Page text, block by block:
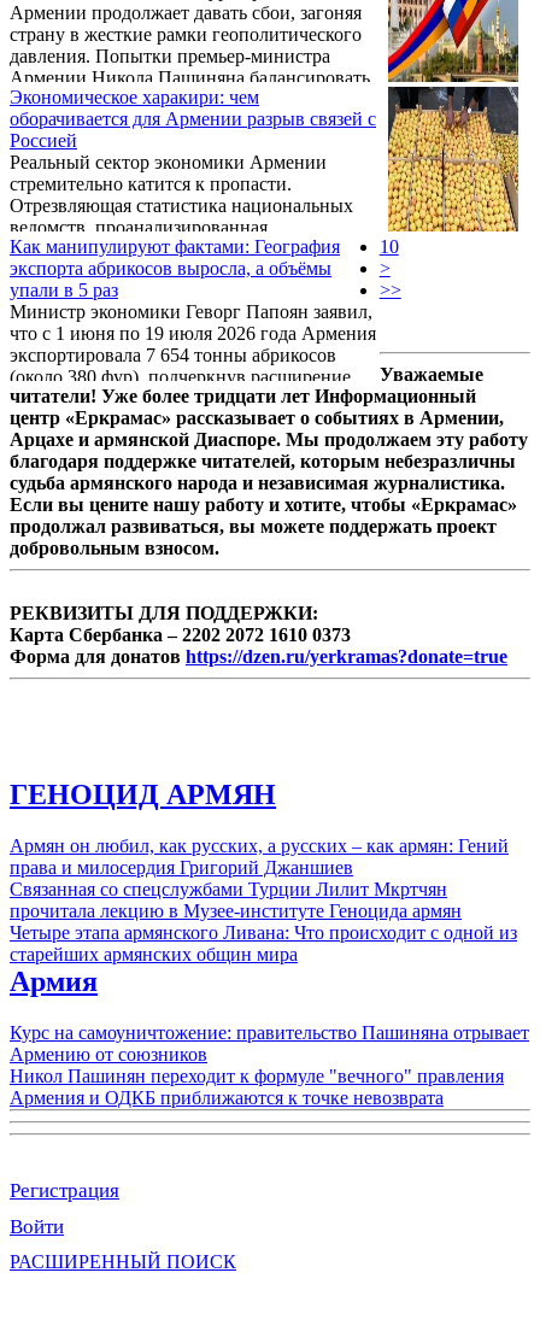
реальной угрозой потери единственных
действующих гарантий национальной
безопасности.
Армении продолжает давать сбои, загоняя
страну в жесткие рамки геополитического
давления. Попытки премьер-министра
Армении Никола Пашиняна балансировать
между западными директивами и
традиционными союзниками
оборачиваются не только охлаждением
межгосударственных связей, но и
реальными экономическими угрозами.
Эксперты и инсайдеры сходятся во мнении:
руководство страны теряет пространство
для маневра, а расплачиваться за
сомнительные внешнеполитические
эксперименты ...
Экономическое харакири: чем
оборачивается для Армении разрыв связей с
Россией
Реальный сектор экономики Армении
стремительно катится к пропасти.
Отрезвляющая статистика национальных
ведомств, проанализированная
журналистами, наглядно демонстрирует: без
российского рынка армянских
производителей ждет неминуемый крах.
Риторика властей в Ереване разбивается о
жесткие цифры — от экспорта
сельскохозяйственной продукции до
жизненно важных денежных переводов,
экономика страны критически зависит от
государства, с которым нынешний кабинет
министров методично портит отношения.
Как манипулируют фактами: География
экспорта абрикосов выросла, а объёмы
упали в 5 раз
Министр экономики Геворг Папоян заявил,
что с 1 июня по 19 июля 2026 года Армения
экспортировала 7 654 тонны абрикосов
(около 380 фур), подчеркнув расширение
географии поставок. Однако чиновник
умолчал о показателях за аналогичный
период прошлого года, пишет Марина
Хачатрян в Фактор.ам
10
>
>>
Уважаемые
читатели! Уже более тридцати лет Информационный
центр «Еркрамас» рассказывает о событиях в Армении,
Арцахе и армянской Диаспоре. Мы продолжаем эту работу
благодаря поддержке читателей, которым небезразличны
судьба армянского народа и независимая журналистика.
Если вы цените нашу работу и хотите, чтобы «Еркрамас»
продолжал развиваться, вы можете поддержать проект
добровольным взносом.
РЕКВИЗИТЫ ДЛЯ ПОДДЕРЖКИ:
Карта Сбербанка – 2202 2072 1610 0373
Форма для донатов https://dzen.ru/yerkramas?donate=true
ГЕНОЦИД АРМЯН
Армян он любил, как русских, а русских – как армян: Гений
права и милосердия Григорий Джаншиев
Связанная со спецслужбами Турции Лилит Мкртчян
прочитала лекцию в Музее-институте Геноцида армян
Четыре этапа армянского Ливана: Что происходит с одной из
старейших армянских общин мира
Армия
Курс на самоуничтожение: правительство Пашиняна отрывает
Армению от союзников
Никол Пашинян переходит к формуле "вечного" правления
Армения и ОДКБ приближаются к точке невозврата
Регистрация
Войти
РАСШИРЕННЫЙ ПОИСК